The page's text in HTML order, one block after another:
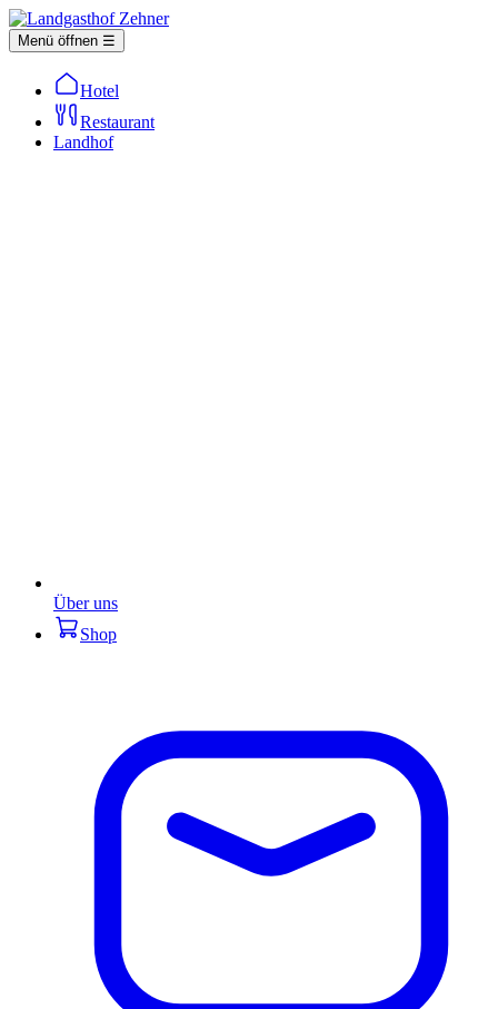
Menü öffnen ☰
Hotel
Restaurant
Landhof
Über uns
Shop